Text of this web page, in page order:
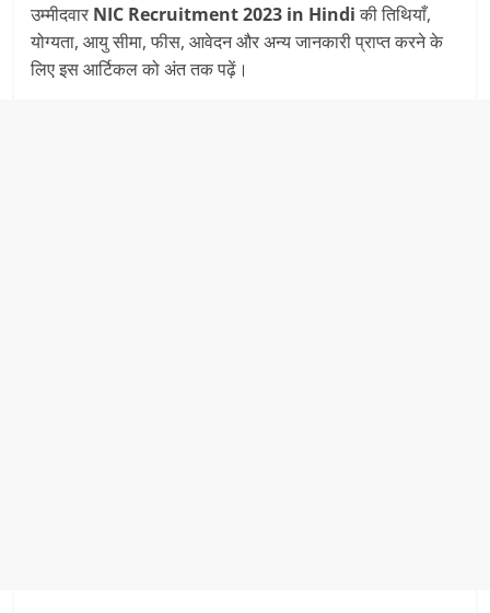
उम्मीदवार NIC Recruitment 2023 in Hindiकी तिथियाँ,
योग्यता, आयु सीमा, फीस, आवेदन और अन्य जानकारी प्राप्त करने के
लिए इस आर्टिकल को अंत तक पढ़ें।